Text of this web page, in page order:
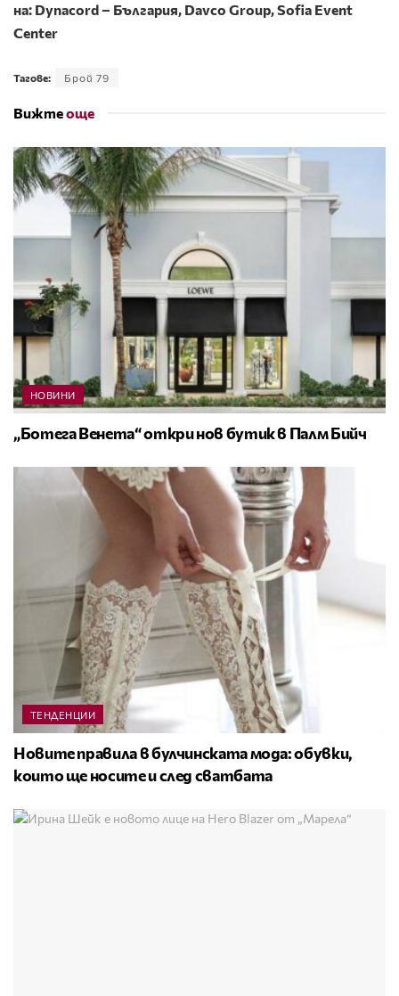
на: Dynacord – България, Davco Group, Sofia Event
Center
Тагове: Брой 79
Вижтеоще
НОВИНИ
„Ботега Венета“ откри нов бутик в Палм Бийч
ТЕНДЕНЦИИ
Новите правила в булчинската мода: обувки,
които ще носите и след сватбата